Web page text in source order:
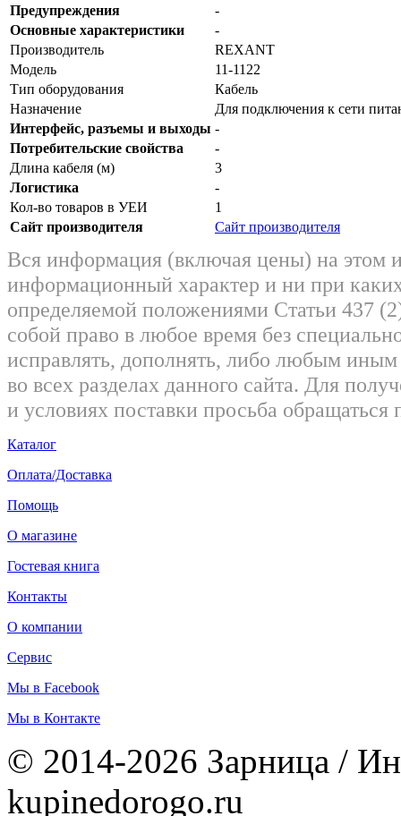
Предупреждения
-
Основные характеристики
-
Производитель
REXANT
Модель
11-1122
Тип оборудования
Кабель
Назначение
Для подключения к сети
Интерфейс, разъемы и выходы -
Потребительские свойства
-
Длина кабеля (м)
3
Логистика
-
Кол-во товаров в УЕИ
1
Сайт производителя
Сайт производителя
Вся информация (включая цены) на этом
информационный характер и ни при
определяемой положениями Статьи 437
собой право в любое время без
исправлять, дополнять, либо любым
во всех разделах данного сайта. Для
и условиях поставки просьба
Каталог
Оплата/Доставка
Помощь
О магазине
Гостевая книга
Контакты
О компании
Сервис
Мы в Facebook
Мы в Контакте
© 2014-2026 Зарница /
kupinedorogo.ru